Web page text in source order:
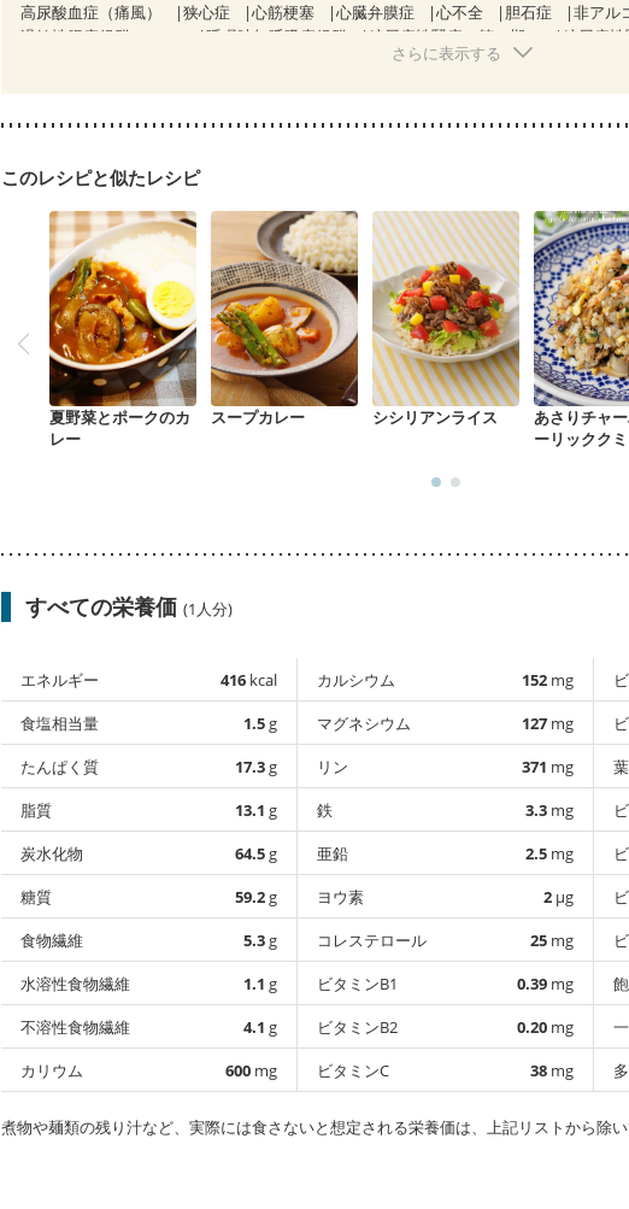
高尿酸血症（痛風）
狭心症 心筋梗塞 心臓弁膜症 心不全 胆石症 非アル
過敏性腸症候群（IBS）
睡眠時無呼吸症候群 糖尿病性腎症（第１期）
糖尿病性
CKD（ステージ２）
乾癬
フレイル（年齢に合わせた体作り） 低栄養予防 貧血対策 ニキビ・肌
さらに表示する
このレシピと似たレシピ
夏野菜とポークのカ
レー
スープカレー シシリアンライス
あさりチャ
ーリックク
すべての栄養価 (1人分)
エネルギー 416 kcal
食塩相当量
1.5g
たんぱく質
17.3g
脂質
13.1 g
炭水化物
64.5g
糖質
59.2g
食物繊維
5.3g
水溶性食物繊維
1.1 g
不溶性食物繊維
4.1 g
カリウム
600 mg
カルシウム 152 mg
マグネシウム
127 mg
リン
371 mg
鉄
3.3 mg
亜鉛
2.5 mg
ヨウ素
2 µg
コレステロール
25 mg
ビタミンB1
0.39 mg
ビタミンB2
0.20 mg
ビタミンC
38 mg
煮物や麺類の残り汁など、実際には食さないと想定される栄養価は、上記リストから除い